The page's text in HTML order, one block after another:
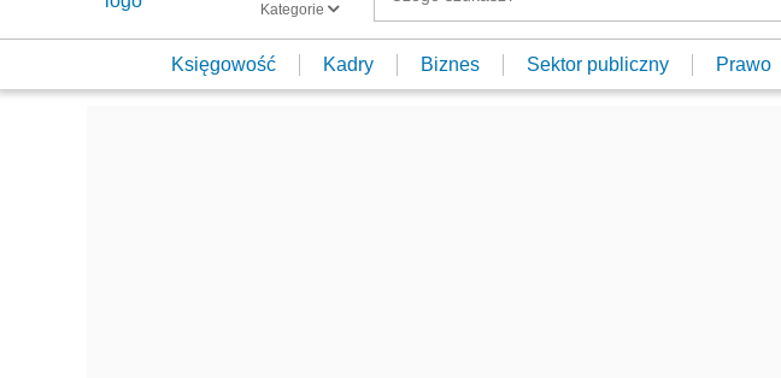
Kategorie
Księgowość Kadry Biznes Sektor publiczny Prawo